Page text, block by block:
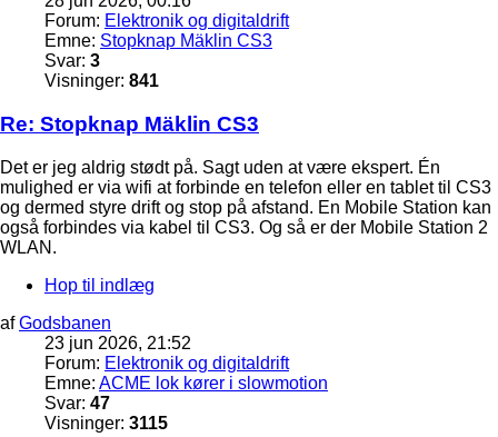
Forum: Elektronik og digitaldrift
Emne: Stopknap Mäklin CS3
Svar: 3
Visninger: 841
Re: Stopknap Mäklin CS3
Det er jeg aldrig stødt på. Sagt uden at være ekspert. Én
mulighed er via wifi at forbinde en telefon eller en tablet til CS3
og dermed styre drift og stop på afstand. En Mobile Station kan
også forbindes via kabel til CS3. Og så er der Mobile Station 2
WLAN.
Hop til indlæg
afGodsbanen
23 jun 2026, 21:52
Forum: Elektronik og digitaldrift
Emne: ACME lok kører i slowmotion
Svar: 47
Visninger: 3115